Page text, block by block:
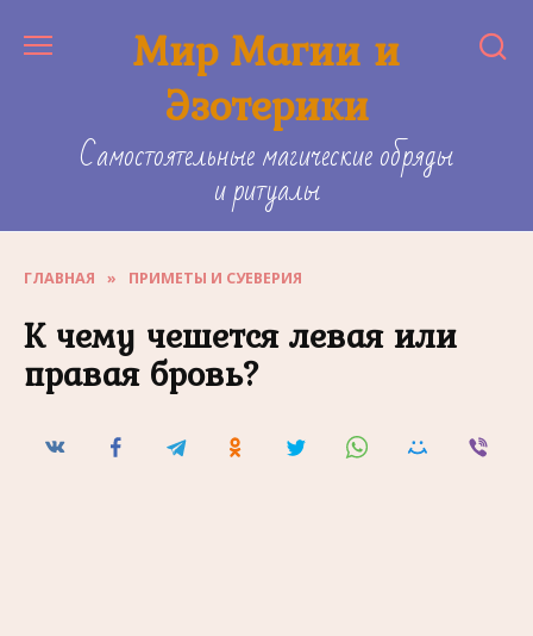
Мир Магии и
Эзотерики
Самостоятельные магические обряды
и ритуалы
ГЛАВНАЯ » ПРИМЕТЫ И СУЕВЕРИЯ
К чему чешется левая или
правая бровь?